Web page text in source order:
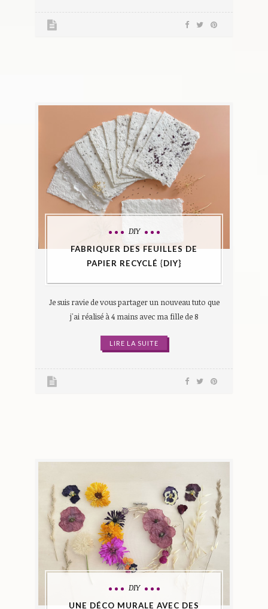
DIY
FABRIQUER DES FEUILLES DE
PAPIER RECYCLÉ {DIY}
Je suis ravie de vous partager un nouveau tuto que
j'ai réalisé à 4 mains avec ma fille de 8
LIRE LA SUITE
DIY
UNE DÉCO MURALE AVEC DES